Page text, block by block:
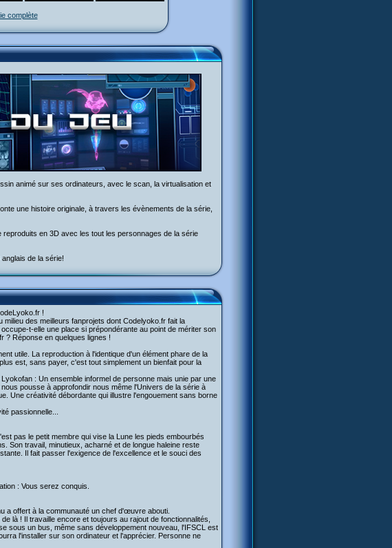
complète
animé sur ses ordinateurs, avec le scan, la virtualisation et
une histoire originale, à travers les évènements de la série,
en 3D avec les tout les personnages de la série
de la série!
!
des meilleurs fanprojets dont Codelyoko.fr fait la
occupe-t-elle une place si prépondérante au point de mériter son
? Réponse en quelques lignes !
utile. La reproduction à l'identique d'un élément phare de la
est, sans payer, c'est tout simplement un bienfait pour la
: Un ensemble informel de personne mais unie par une
pousse à approfondir nous même l'Univers de la série à
Une créativité débordante qui illustre l'engouement sans borne
passionnelle...
pas le petit membre qui vise la Lune les pieds embourbés
Son travail, minutieux, acharné et de longue haleine reste
Il fait passer l'exigence de l'excellence et le souci des
: Vous serez conquis.
a offert à la communauté un chef d'œuvre abouti.
là ! Il travaille encore et toujours au rajout de fonctionnalités,
sous un bus, même sans développement nouveau, l'IFSCL est
l'installer sur son ordinateur et l'apprécier. Personne ne